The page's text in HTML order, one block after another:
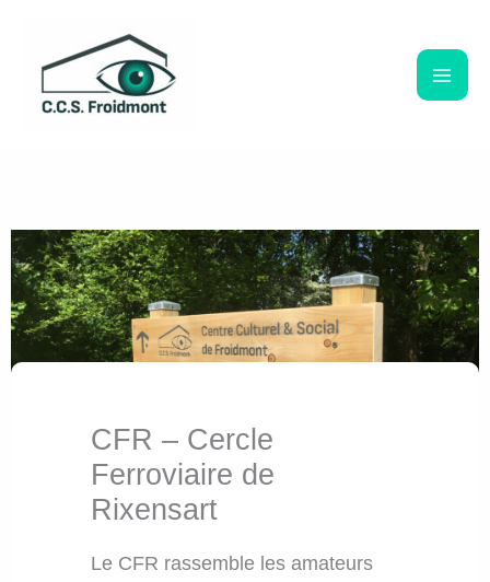
contenu
CFR – Cercle
Ferroviaire de
Rixensart
Le CFR rassemble les amateurs